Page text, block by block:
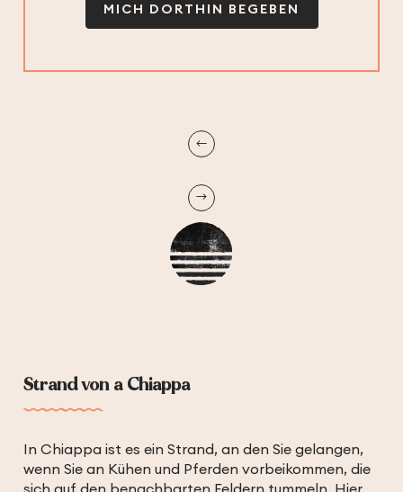
MICH DORTHIN BEGEBEN
Strand von a Chiappa
In Chiappa ist es ein Strand, an den Sie gelangen,
wenn Sie an Kühen und Pferden vorbeikommen, die
sich auf den benachbarten Feldern tummeln. Hier